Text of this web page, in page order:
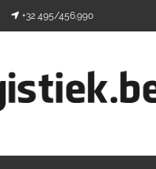
+32 495/456.990